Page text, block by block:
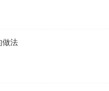
做法